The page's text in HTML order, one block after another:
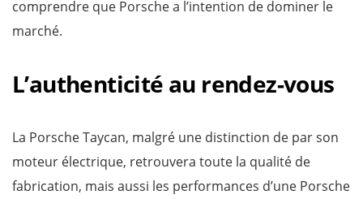
comprendre que Porsche a l’intention de dominer le
marché.
L’authenticité au rendez-vous
La Porsche Taycan, malgré une distinction de par son
moteur électrique, retrouvera toute la qualité de
fabrication, mais aussi les performances d’une Porsche